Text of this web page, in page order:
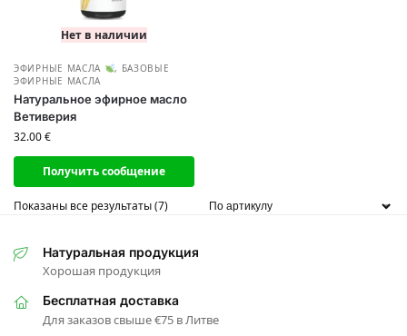
Нет в наличии
ЭФИРНЫЕ МАСЛА , БАЗОВЫЕ
ЭФИРНЫЕ МАСЛА
Натуральное эфирное масло
Ветиверия
32.00€
Получить сообщение
Показаны все результаты (7)
Натуральная продукция
Хорошая продукция
Бесплатная доставка
Для заказов свыше €75 в Литве